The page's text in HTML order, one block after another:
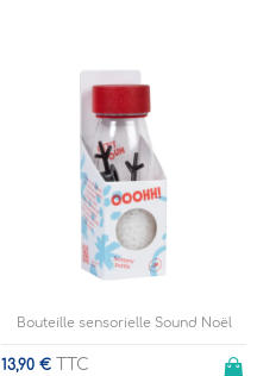
Bouteille sensorielle Sound Noël
13,90 € TTC